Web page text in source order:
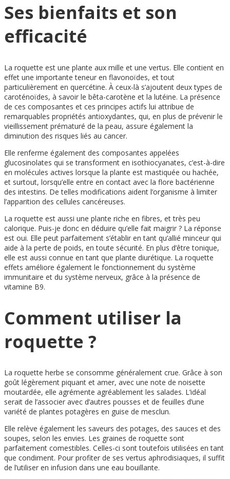
Ses bienfaits et son
efficacité
La roquette est une plante aux mille et une vertus. Elle contient en
effet une importante teneur en flavonoïdes, et tout
particulièrement en quercétine. À ceux-là s’ajoutent deux types de
caroténoïdes, à savoir le bêta-carotène et la lutéine. La présence
de ces composantes et ces principes actifs lui attribue de
remarquables propriétés antioxydantes, qui, en plus de prévenir le
vieillissement prématuré de la peau, assure également la
diminution des risques liés au cancer.
Elle renferme également des composantes appelées
glucosinolates qui se transforment en isothiocyanates, c’est-à-dire
en molécules actives lorsque la plante est mastiquée ou hachée,
et surtout, lorsqu’elle entre en contact avec la flore bactérienne
des intestins. De telles modifications aident l’organisme à limiter
l’apparition des cellules cancéreuses.
La roquette est aussi une plante riche en fibres, et très peu
calorique. Puis-je donc en déduire qu’elle fait maigrir ? La réponse
est oui. Elle peut parfaitement s’établir en tant qu’allié minceur qui
aide à la perte de poids, en toute sécurité. En plus d’être tonique,
elle est aussi connue en tant que plante diurétique. La roquette
effets améliore également le fonctionnement du système
immunitaire et du système nerveux, grâce à la présence de
vitamine B9.
Comment utiliser la
roquette ?
La roquette herbe se consomme généralement crue. Grâce à son
goût légèrement piquant et amer, avec une note de noisette
moutardée, elle agrémente agréablement les salades. L’idéal
serait de l’associer avec d’autres pousses et de feuilles d’une
variété de plantes potagères en guise de mesclun.
Elle relève également les saveurs des potages, des sauces et des
soupes, selon les envies. Les graines de roquette sont
parfaitement comestibles. Celles-ci sont toutefois utilisées en tant
que condiment. Pour profiter de ses vertus aphrodisiaques, il suffit
de l’utiliser en infusion dans une eau bouillante.